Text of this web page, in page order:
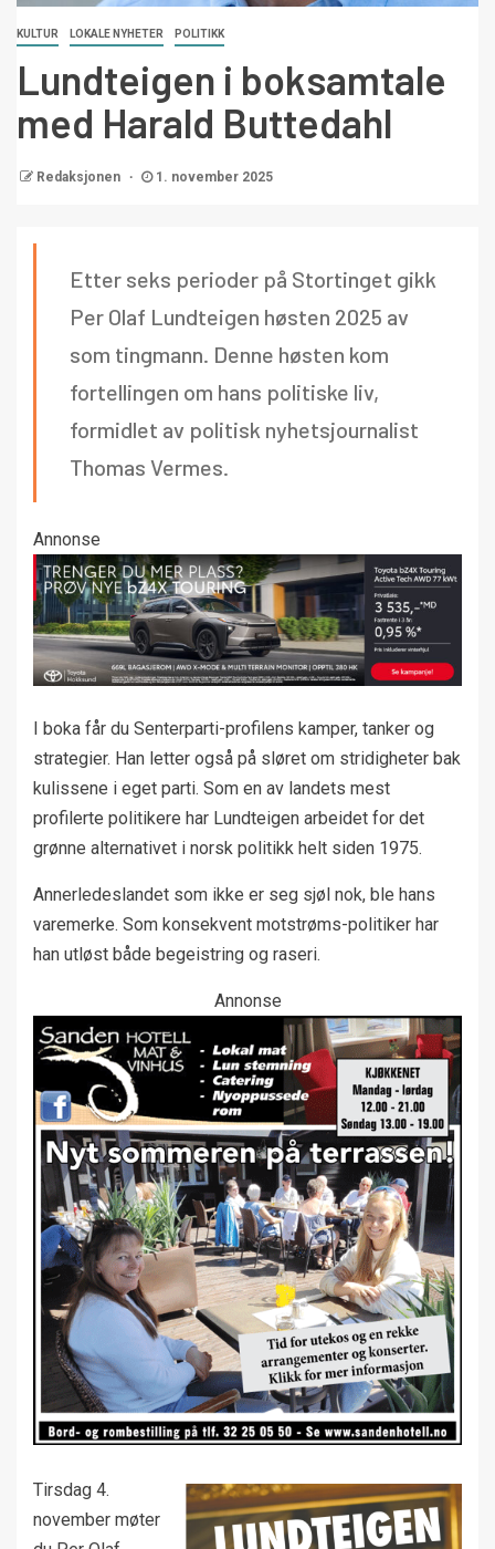
KULTUR LOKALE NYHETER POLITIKK
Lundteigen i boksamtale
med Harald Buttedahl
Redaksjonen 1. november 2025
Etter seks perioder på Stortinget gikk
Per Olaf Lundteigen høsten 2025 av
som tingmann. Denne høsten kom
fortellingen om hans politiske liv,
formidlet av politisk nyhetsjournalist
Thomas Vermes.
Annonse
I boka får du Senterparti-profilens kamper, tanker og
strategier. Han letter også på sløret om stridigheter bak
kulissene i eget parti. Som en av landets mest
profilerte politikere har Lundteigen arbeidet for det
grønne alternativet i norsk politikk helt siden 1975.
Annerledeslandet som ikke er seg sjøl nok, ble hans
varemerke. Som konsekvent motstrøms-politiker har
han utløst både begeistring og raseri.
Annonse
Tirsdag 4.
november møter